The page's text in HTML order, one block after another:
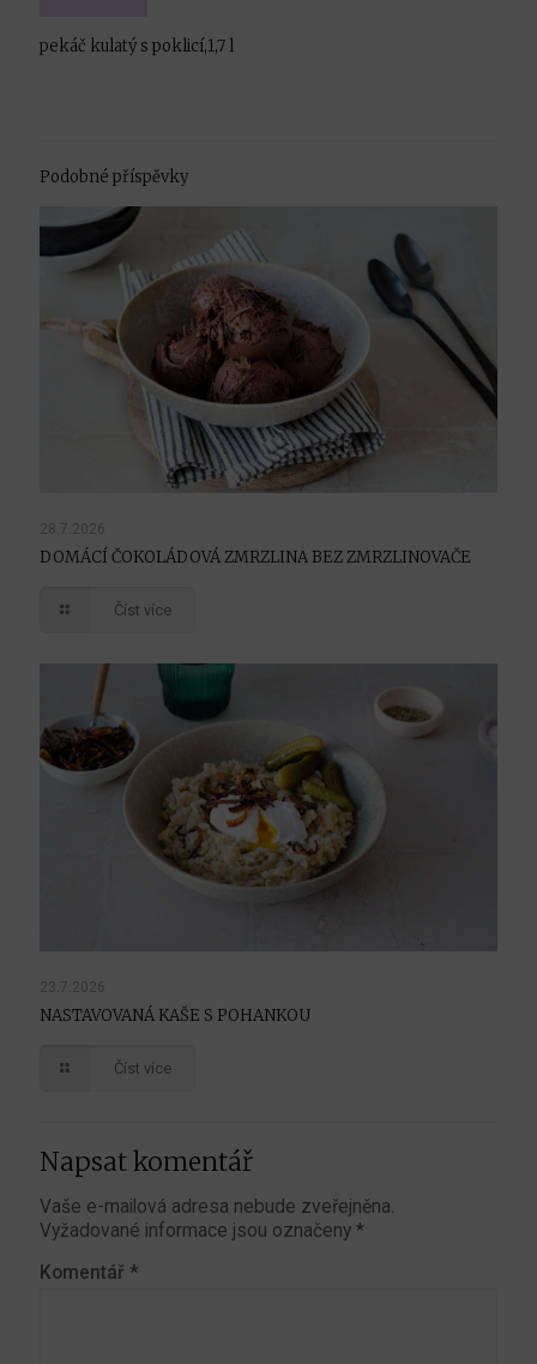
pekáč kulatý s poklicí,1,7 l
Podobné příspěvky
28.7.2026
DOMÁCÍ ČOKOLÁDOVÁ ZMRZLINA BEZ ZMRZLINOVAČE
Číst více
23.7.2026
NASTAVOVANÁ KAŠE S POHANKOU
Číst více
Napsat komentář
Vaše e-mailová adresa nebude zveřejněna.
Vyžadované informace jsou označeny *
Komentář *